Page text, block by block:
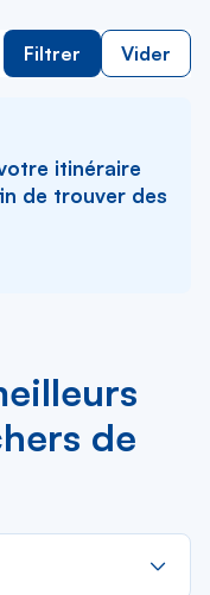
Filtrer Vider
itinéraire
de trouver des
de